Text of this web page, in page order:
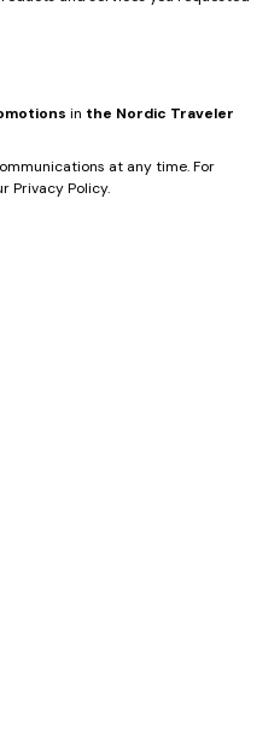
in the Nordic Traveler
at any time. For
Privacy Policy.